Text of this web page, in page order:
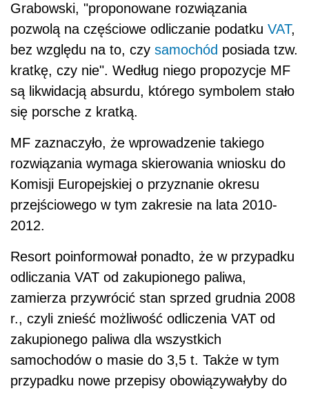
Grabowski, "proponowane rozwiązania
pozwolą na częściowe odliczanie podatku VAT,
bez względu na to, czy samochód posiada tzw.
kratkę, czy nie". Według niego propozycje MF
są likwidacją absurdu, którego symbolem stało
się porsche z kratką.
MF zaznaczyło, że wprowadzenie takiego
rozwiązania wymaga skierowania wniosku do
Komisji Europejskiej o przyznanie okresu
przejściowego w tym zakresie na lata 2010-
2012.
Resort poinformował ponadto, że w przypadku
odliczania VAT od zakupionego paliwa,
zamierza przywrócić stan sprzed grudnia 2008
r., czyli znieść możliwość odliczenia VAT od
zakupionego paliwa dla wszystkich
samochodów o masie do 3,5 t. Także w tym
przypadku nowe przepisy obowiązywałyby do